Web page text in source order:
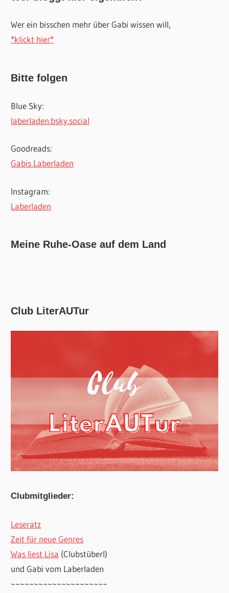
Wer ein bisschen mehr über Gabi wissen will,
*klickt hier*
Bitte folgen
Blue Sky:
laberladen.bsky.social
Goodreads:
Gabis Laberladen
Instagram:
Laberladen
Meine Ruhe-Oase auf dem Land
Club LiterAUTur
Clubmitglieder:
Leseratz
Zeit für neue Genres
Was liest Lisa (Clubstüberl)
und Gabi vom Laberladen
~~~~~~~~~~~~~~~~~~~~~